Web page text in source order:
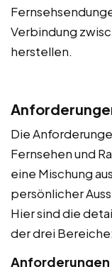
Verbindung
herstellen.
Die
Fernsehen und
eine Mischung
persönlicher
Hier sind die
der drei Bereiche:
Anforderungen